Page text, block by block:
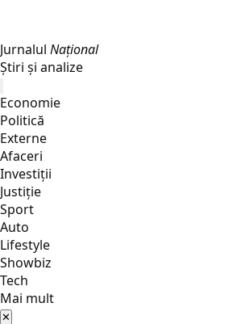
Jurnalul Național
Știri și analize
Economie
Politică
Externe
Afaceri
Investiții
Justiţie
Sport
Auto
Lifestyle
Showbiz
Tech
Mai mult
✕